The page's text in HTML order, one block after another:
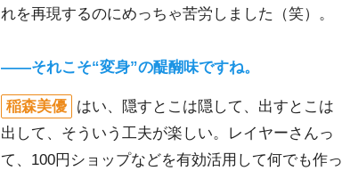
れを再現するのにめっちゃ苦労しました（笑）。
――それこそ“変身”の醍醐味ですね。
稲森美優
はい、隠すとこは隠して、出すとこは
出して、そういう工夫が楽しい。レイヤーさんっ
て、100円ショップなどを有効活用して何でも作っ